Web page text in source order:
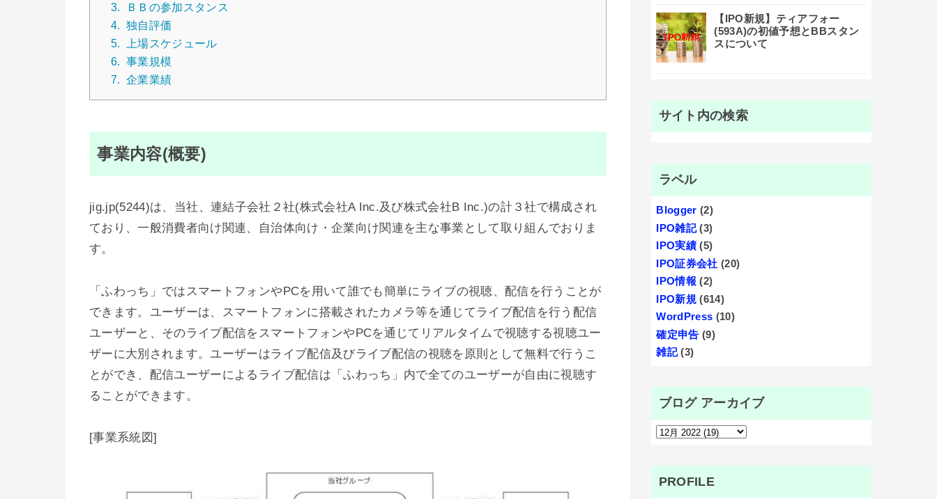
3.
ＢＢの参加スタンス
4. 独自評価
5.
上場スケジュール
6. 事業規模
7. 企業業績
事業内容(概要)
jig.jp(5244)は、当社、連結子会社２社(株式会社A Inc.及び株式会社B Inc.)の計３社で構成され
ており、一般消費者向け関連、自治体向け・企業向け関連を主な事業として取り組んでおりま
す。
「ふわっち」ではスマートフォンやPCを用いて誰でも簡単にライブの視聴、配信を行うことが
できます。ユーザーは、スマートフォンに搭載されたカメラ等を通じてライブ配信を行う配信
ユーザーと、そのライブ配信をスマートフォンやPCを通じてリアルタイムで視聴する視聴ユー
ザーに大別されます。ユーザーはライブ配信及びライブ配信の視聴を原則として無料で行うこ
とができ、配信ユーザーによるライブ配信は「ふわっち」内で全てのユーザーが自由に視聴す
ることができます。
[事業系統図]
【IPO新規】ティアフォー
(593A)の初値予想とBBスタン
スについて
サイト内の検索
ラベル
Blogger (2)
IPO雑記 (3)
IPO実績 (5)
IPO証券会社 (20)
IPO情報 (2)
IPO新規 (614)
WordPress (10)
確定申告 (9)
雑記 (3)
ブログ アーカイブ
PROFILE